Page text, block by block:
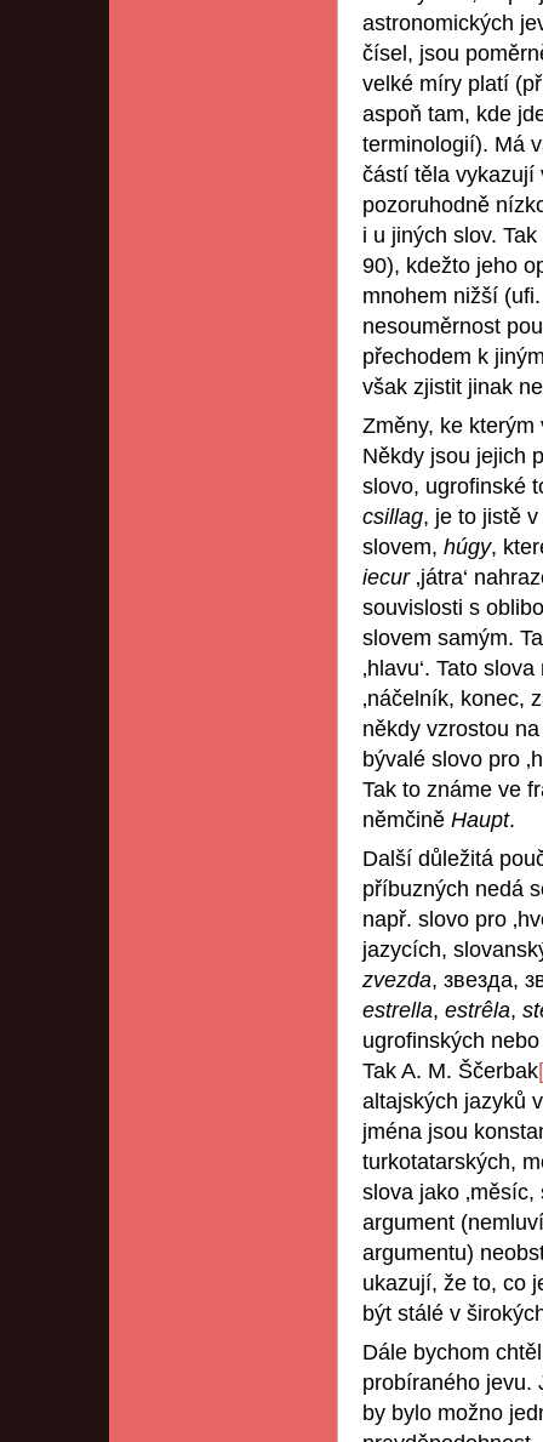
astronomických
čísel, jsou
velké míry platí
aspoň tam, kde
terminologií). Má
částí těla vykazují
pozoruhodně
i u jiných slov.
90), kdežto jeho
mnohem nižší
nesouměrnost
přechodem k
však zjistit jinak
Změny, ke
Někdy jsou jejich
slovo, ugrofinské
csillag, je to jistě
slovem, húgy,
iecur ‚játra‘
souvislosti s
slovem samým.
‚hlavu‘. Tato
‚náčelník, konec,
někdy vzrostou
bývalé slovo pro
Tak to známe ve
němčině Haupt.
Další důležitá
příbuzných nedá
např. slovo pro
jazycích,
zvezda, звезда,
estrella, estrêla,
ugrofinských
Tak A. M. Ščerbak
altajských jazyků
jména jsou
turkotatarských,
slova jako
argument
argumentu)
ukazují, že to, co
být stálé v
Dále bychom
probíraného jevu.
by bylo možno